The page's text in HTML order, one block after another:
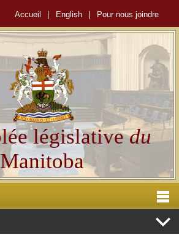
Accueil English Pour nous joindre
législativedu
Manitoba